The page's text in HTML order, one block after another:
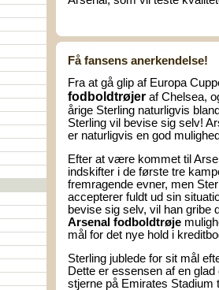
Få fansens anerkendelse!
Fra at gå glip af Europa
fodboldtrøjer af Chelsea,
årige Sterling naturligvis
Sterling vil bevise sig selv!
er naturligvis en god
Efter at være kommet til
indskifter i de første tre
fremragende evner, men
accepterer fuldt ud sin
bevise sig selv, vil han gribe
Arsenal fodboldtrøje
mål for det nye hold i
Sterling jublede for sit mål
Dette er essensen af en
stjerne på Emirates Stadium